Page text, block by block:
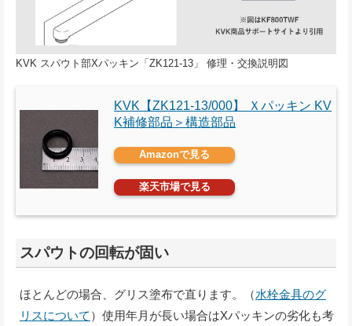
KVK スパウト部Xパッキン「ZK121-13」 修理・交換説明図
KVK【ZK121-13/000】 Ｘパッキン KV
K補修部品＞構造部品
Amazonで見る
楽天市場で見る
スパウトの回転が固い
ほとんどの場合、グリス塗布で直ります。（水栓金具のグ
リスについて ）使用年月が長い場合はXパッキンの劣化も考